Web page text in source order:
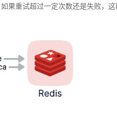
果重试超过一定次数还是失败，